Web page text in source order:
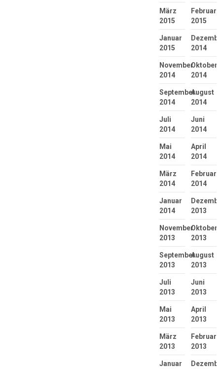
März
2015
Februar
2015
Januar
2015
2014
November
2014
Oktober
2014
September
2014
August
2014
Juli
2014
Juni
2014
Mai
2014
April
2014
März
2014
Februar
2014
Januar
2014
2013
November
2013
Oktober
2013
September
2013
August
2013
Juli
2013
Juni
2013
Mai
2013
April
2013
März
2013
Februar
2013
Januar